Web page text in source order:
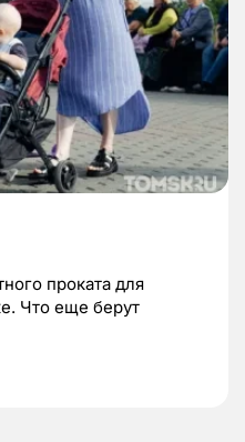
проката для
Что еще берут